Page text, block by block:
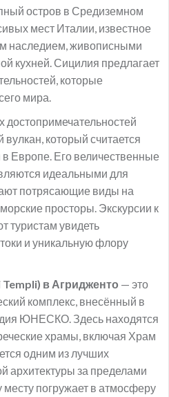
остров в Средиземном
мест Италии, известное
наследием, живописными
кухней. Сицилия предлагает
которые
мира.
который считается
Европе. Его величественные
идеальными для
потрясающие виды на
просторы. Экскурсии к
туристам увидеть
и уникальную флору
в Агридженто — это
комплекс, внесённый в
ЮНЕСКО. Здесь находятся
храмы, включая Храм
одним из лучших
архитектуры за пределами
месту погружает в атмосферу